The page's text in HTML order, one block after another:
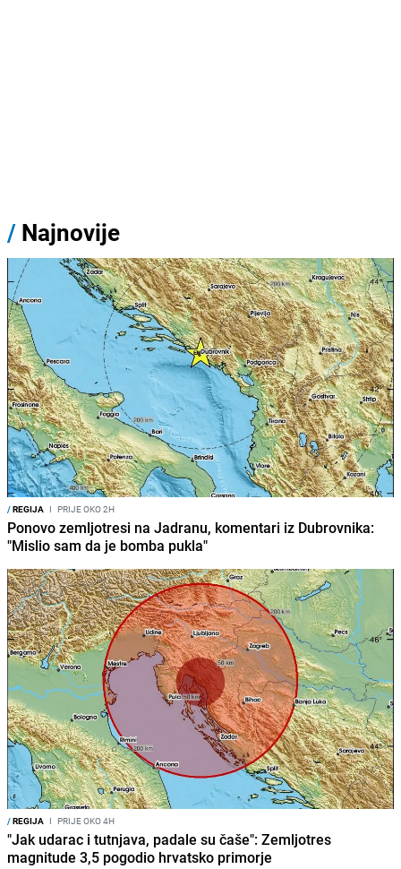
/ Najnovije
/REGIJA I PRIJE OKO 2H
Ponovo zemljotresi na Jadranu, komentari iz Dubrovnika:
"Mislio sam da je bomba pukla"
/REGIJA I PRIJE OKO 4H
"Jak udarac i tutnjava, padale su čaše": Zemljotres
magnitude 3,5 pogodio hrvatsko primorje